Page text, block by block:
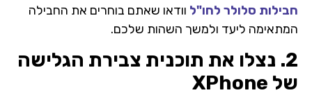
חבילות סלולר לחו"ל וודאו שאתם בוחרים את החבילה
המתאימה ליעד ולמשך השהות שלכם.
2. נצלו את תוכנית צבירת הגלישה
של XPhone